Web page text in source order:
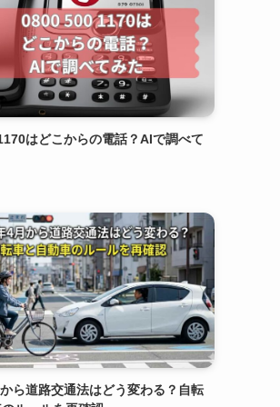
はどこからの電話？AIで調べて
ら道路交通法はどう変わる？自転